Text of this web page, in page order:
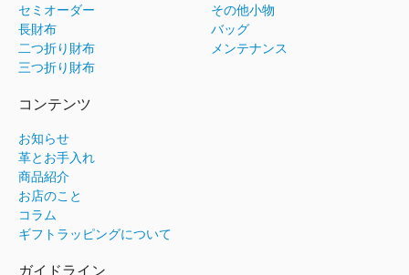
セミオーダー
長財布
二つ折り財布
三つ折り財布
その他小物
バッグ
メンテナンス
コンテンツ
お知らせ
革とお手入れ
商品紹介
お店のこと
コラム
ギフトラッピングについて
ガイドライン